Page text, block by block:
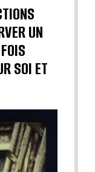
UN
SOI ET